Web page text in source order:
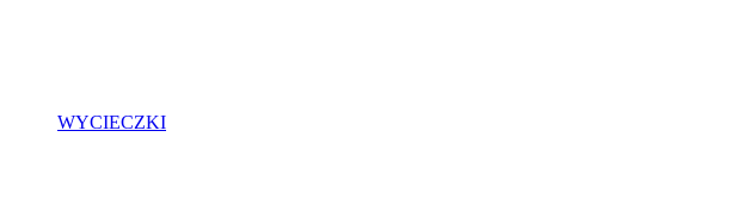
WYCIECZKI